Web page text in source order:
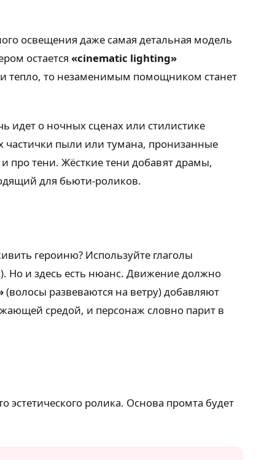
освещения даже самая детальная модель
остается «cinematic lighting»
тепло, то незаменимым помощником станет
идет о ночных сценах или стилистике
частички пыли или тумана, пронизанные
про тени. Жёсткие тени добавят драмы,
для бьюти-роликов.
героиню? Используйте глаголы
Но и здесь есть нюанс. Движение должно
(волосы развеваются на ветру) добавляют
средой, и персонаж словно парит в
ролика. Основа промта будет